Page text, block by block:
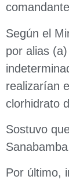
Según el
por alias
realizarían
clorhidrato
Sostuvo
Por último,